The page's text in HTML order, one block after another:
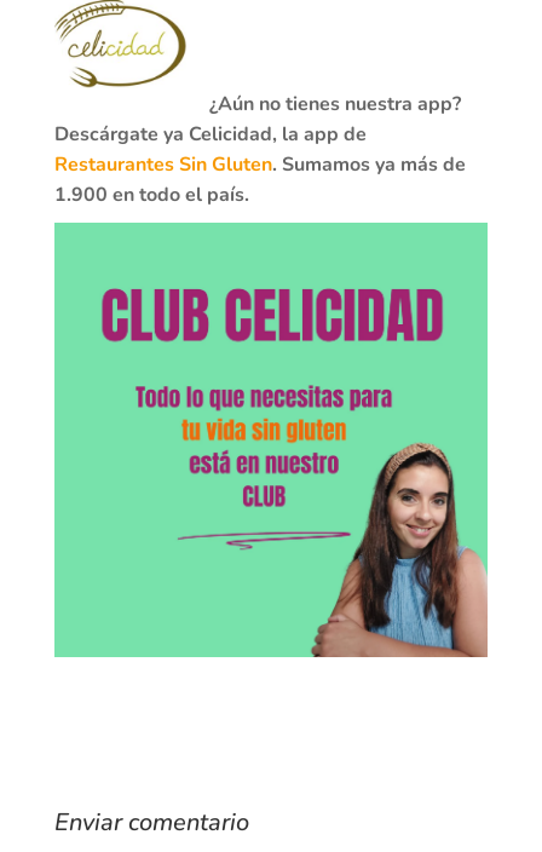
¿Aún no tienes nuestra app?
Descárgate ya Celicidad, la app de
Restaurantes Sin Gluten. Sumamos ya más de
1.900 en todo el país.
Enviar comentario